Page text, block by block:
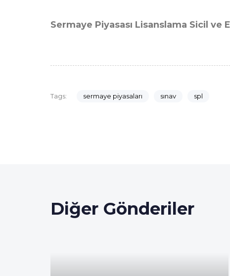
Sermaye Piyasası Lisanslama Sicil ve
Tags: sermaye piyasaları sınav spl
Diğer Gönderiler